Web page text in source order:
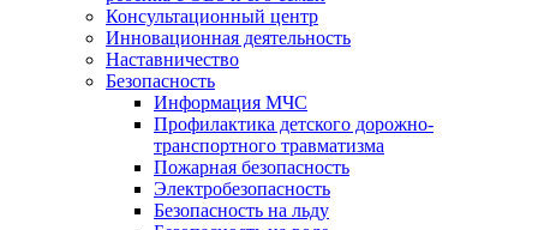
Консультационный центр
Инновационная деятельность
Наставничество
Безопасность
Информация МЧС
Профилактика детского дорожно-
транспортного травматизма
Пожарная безопасность
Электробезопасность
Безопасность на льду